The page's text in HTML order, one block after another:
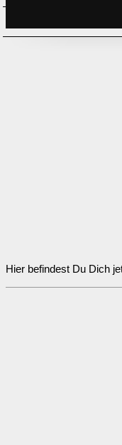
Hier befindest Du Dich